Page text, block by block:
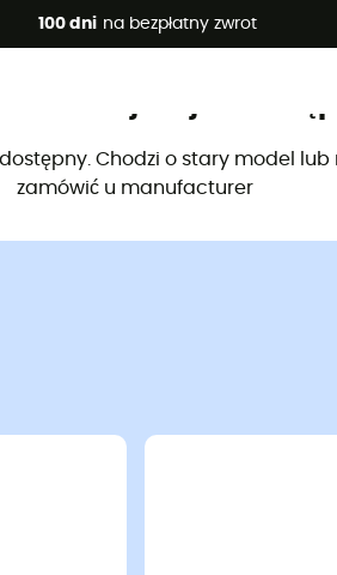
100 dni na bezpłatny zwrot
przy zakupie 2
Chodzi o stary model
zamówić u manufacturer